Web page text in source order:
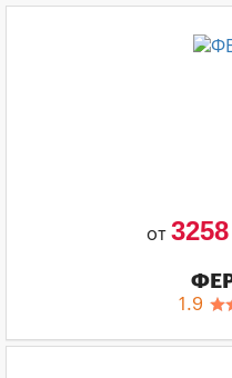
от 3258
1.9